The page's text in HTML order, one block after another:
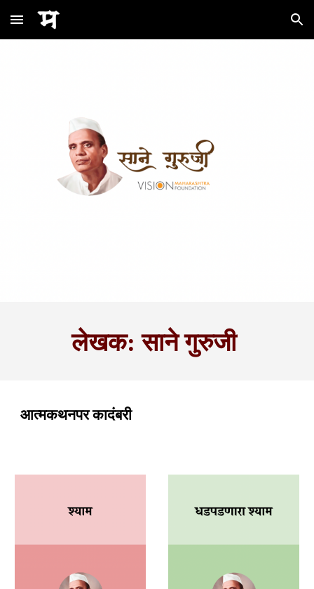
Skip to main content Skip to navigation
लेखक: साने गुरुजी
आत्मकथनपर कादंबरी